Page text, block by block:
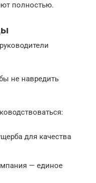
полностью.
не навредить
для качества
— единое